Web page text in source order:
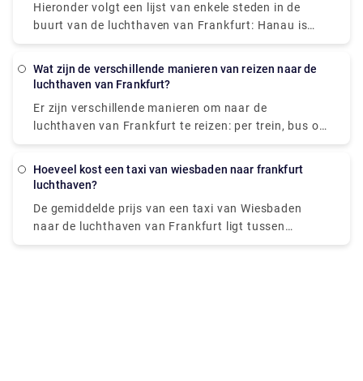
REWE).
Hieronder volgt een lijst van enkele steden in de
buurt van de luchthaven van Frankfurt: Hanau is
een stad in Duitsland, op 25 km afstand van
van Frankfurt. 71 km naar Mannheim, Duitsland.
Duitsland, 153 km van Frankfurt.
Wat zijn de verschillende manieren van reizen naar de
luchthaven van Frankfurt?
Er zijn verschillende manieren om naar de
luchthaven van Frankfurt te reizen: per trein, bus of
taxi. Een auto huren zonder chauffeur is ook
Hoeveel kost een taxi van wiesbaden naar frankfurt
luchthaven?
De gemiddelde prijs van een taxi van Wiesbaden
naar de luchthaven van Frankfurt ligt tussen
€57,20-€70,04. Om de vaste prijs te kennen, moet u